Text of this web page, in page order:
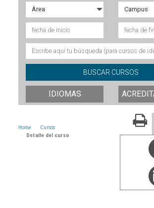
IDIOMAS
Home
Cursos
Detalle del curso